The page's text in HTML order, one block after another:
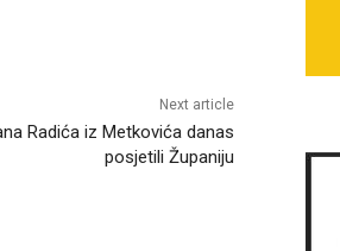
Next article
Radića iz Metkovića danas
posjetili Županiju